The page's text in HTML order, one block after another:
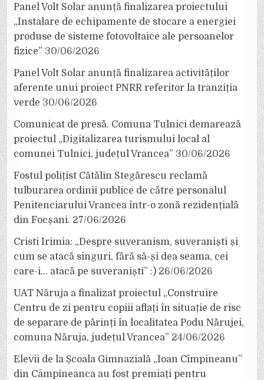
Panel Volt Solar anunță finalizarea proiectului
„Instalare de echipamente de stocare a energiei
produse de sisteme fotovoltaice ale persoanelor
fizice” 30/06/2026
Panel Volt Solar anunță finalizarea activităților
aferente unui proiect PNRR referitor la tranziția
verde 30/06/2026
Comunicat de presă. Comuna Tulnici demarează
proiectul „Digitalizarea turismului local al
comunei Tulnici, județul Vrancea” 30/06/2026
Fostul polițist Cătălin Stegărescu reclamă
tulburarea ordinii publice de către personalul
Penitenciarului Vrancea într-o zonă rezidențială
din Focșani. 27/06/2026
Cristi Irimia: „Despre suveranism, suveraniști și
cum se atacă singuri, fără să-și dea seama, cei
care-i… atacă pe suveraniști” :) 26/06/2026
UAT Năruja a finalizat proiectul „Construire
Centru de zi pentru copiii aflați în situație de risc
de separare de părinți în localitatea Podu Nărujei,
comuna Năruja, județul Vrancea” 24/06/2026
Elevii de la Școala Gimnazială „Ioan Cîmpineanu”
din Câmpineanca au fost premiați pentru